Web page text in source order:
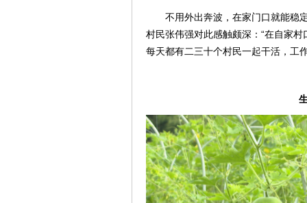
不用外出奔波，在家门口就能稳
村民张伟强对此感触颇深：“在自家
每天都有二三十个村民一起干活，工